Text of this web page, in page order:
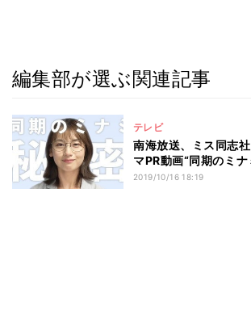
編集部が選ぶ関連記事
テレビ
南海放送、ミス同志
マPR動画“同期のミナ
2019/10/16 18:19